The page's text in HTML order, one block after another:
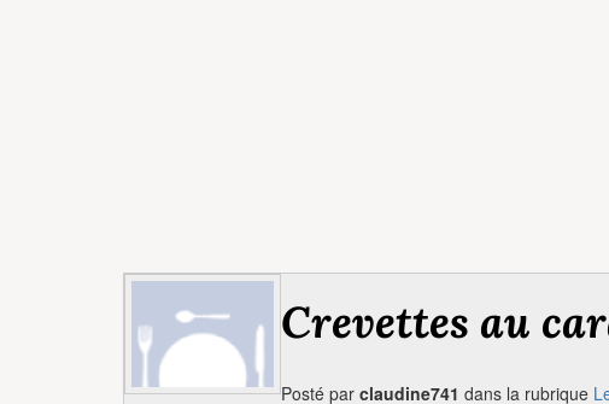
Crevettes au
Posté par claudine741 dans la rubrique